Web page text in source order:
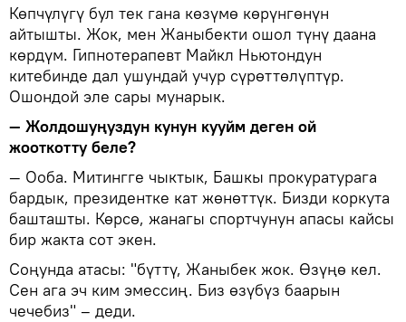
Көпчүлүгү бул тек гана көзүмө көрүнгөнүн
айтышты. Жок, мен Жаныбекти ошол түнү даана
көрдүм. Гипнотерапевт Майкл Ньютондун
китебинде дал ушундай учур сүрөттөлүптүр.
Ошондой эле сары мунарык.
— Жолдошуңуздун кунун кууйм деген ой
жооткотту беле?
— Ооба. Митингге чыктык, Башкы прокуратурага
бардык, президентке кат жөнөттүк. Бизди коркута
башташты. Көрсө, жанагы спортчунун апасы кайсы
бир жакта сот экен.
Соңунда атасы: "бүттү, Жаныбек жок. Өзүңө кел.
Сен ага эч ким эмессиң. Биз өзүбүз баарын
чечебиз" – деди.